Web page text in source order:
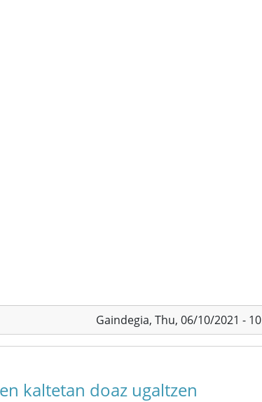
Gaindegia, Thu, 06/10/2021 -
kaltetan doaz ugaltzen